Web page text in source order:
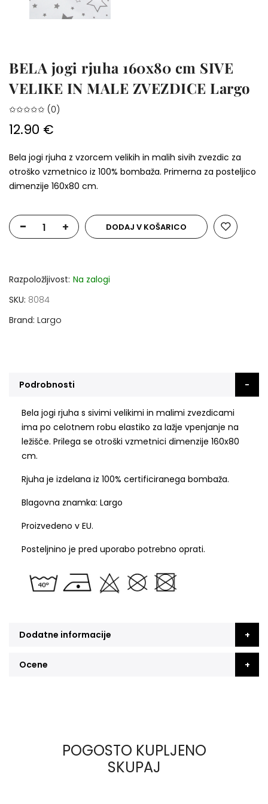
BELA jogi rjuha 160x80 cm SIVE
VELIKE IN MALE ZVEZDICE Largo
✩✩✩✩✩ (0)
12.90 €
Bela jogi rjuha z vzorcem velikih in malih sivih zvezdic za
otroško vzmetnico iz 100% bombaža. Primerna za posteljico
dimenzije 160x80 cm.
- + DODAJ V KOŠARICO
Razpoložljivost: Na zalogi
SKU 8084
Brand Largo
Podrobnosti
Bela jogi rjuha s sivimi velikimi in malimi zvezdicami
ima po celotnem robu elastiko za lažje vpenjanje na
ležišče. Prilega se otroški vzmetnici dimenzije 160x80
cm.
Rjuha je izdelana iz 100% certificiranega bombaža.
Blagovna znamka: Largo
Proizvedeno v EU.
Posteljnino je pred uporabo potrebno oprati.
Dodatne informacije
Ocene
POGOSTO KUPLJENO
SKUPAJ